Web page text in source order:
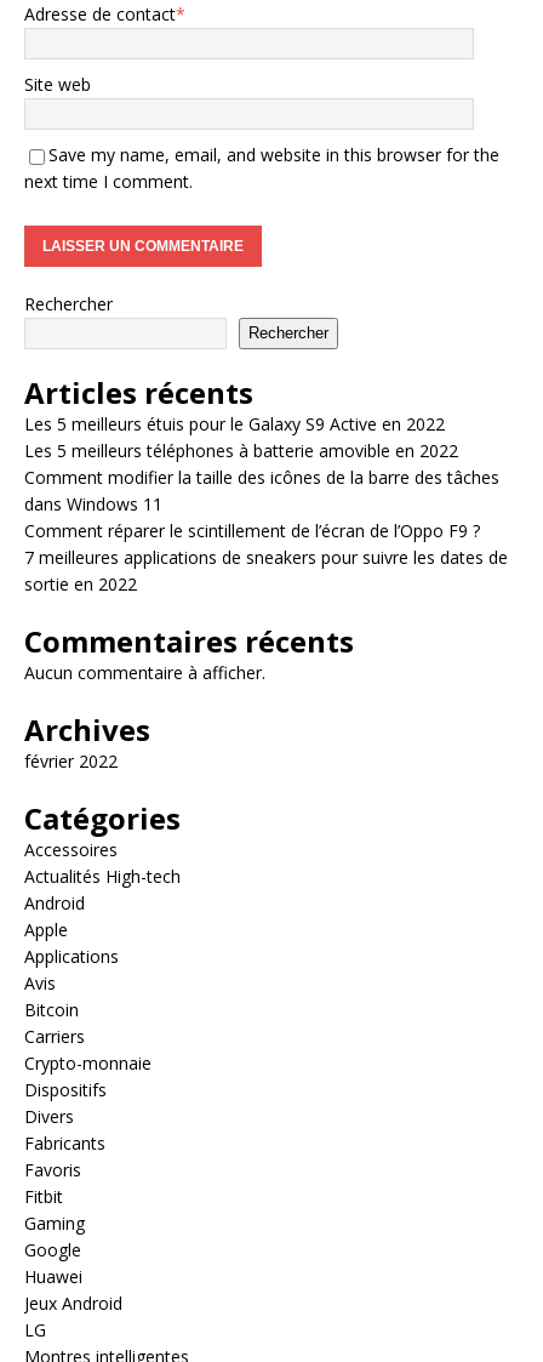
Adresse de contact*
Site web
Save my name, email, and website in this browser for the
next time I comment.
Rechercher
Rechercher
Articles récents
Les 5 meilleurs étuis pour le Galaxy S9 Active en 2022
Les 5 meilleurs téléphones à batterie amovible en 2022
Comment modifier la taille des icônes de la barre des tâches
dans Windows 11
Comment réparer le scintillement de l’écran de l’Oppo F9 ?
7 meilleures applications de sneakers pour suivre les dates de
sortie en 2022
Commentaires récents
Aucun commentaire à afficher.
Archives
février 2022
Catégories
Accessoires
Actualités High-tech
Android
Apple
Applications
Avis
Bitcoin
Carriers
Crypto-monnaie
Dispositifs
Divers
Fabricants
Favoris
Fitbit
Gaming
Google
Huawei
Jeux Android
LG
Montres intelligentes